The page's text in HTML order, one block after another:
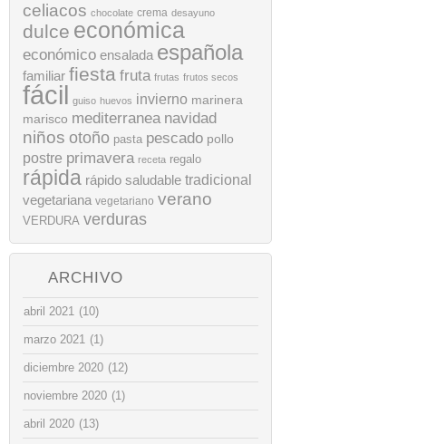
celiacos chocolate crema desayuno
dulce económica
económico ensalada española
familiar fiesta fruta frutas frutos secos
fácil guiso huevos invierno marinera
marisco mediterranea navidad
niños otoño pasta pescado pollo
postre primavera receta regalo
rápida rápido saludable tradicional
vegetariana vegetariano verano
VERDURA verduras
ARCHIVO
abril 2021 (10)
marzo 2021 (1)
diciembre 2020 (12)
noviembre 2020 (1)
abril 2020 (13)